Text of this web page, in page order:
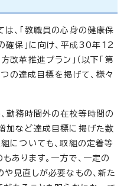
、「教職員の心身の健康保
確保」に向け、平成30年12
改革推進プラン」（以下「第
つの達成目標を掲げて、様々
勤務時間外の在校等時間の
加など達成目標に掲げた数
についても、取組の定着等
あります。一方で、一定の
見直しが必要なもの、新た